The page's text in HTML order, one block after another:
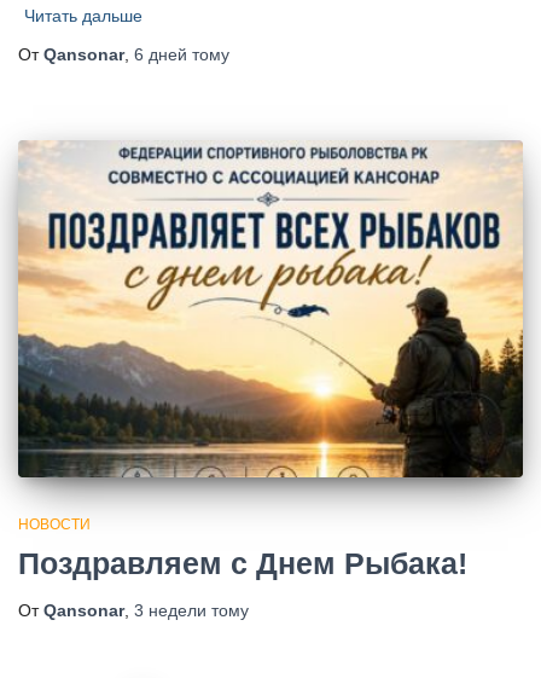
Читать дальше
ОтQansonar, 6 дней тому
НОВОСТИ
Поздравляем с Днем Рыбака!
ОтQansonar, 3 недели тому